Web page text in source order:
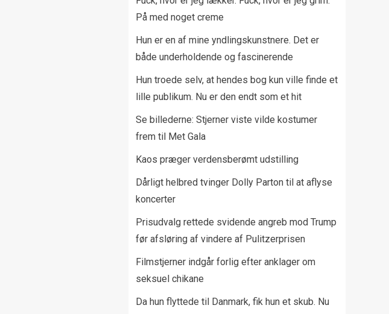
På med noget creme
Hun er en af mine yndlingskunstnere. Det er
både underholdende og fascinerende
Hun troede selv, at hendes bog kun ville finde et
lille publikum. Nu er den endt som et hit
Se billederne: Stjerner viste vilde kostumer
frem til Met Gala
Kaos præger verdensberømt udstilling
Dårligt helbred tvinger Dolly Parton til at aflyse
koncerter
Prisudvalg rettede svidende angreb mod Trump
før afsløring af vindere af Pulitzerprisen
Filmstjerner indgår forlig efter anklager om
seksuel chikane
Da hun flyttede til Danmark, fik hun et skub. Nu